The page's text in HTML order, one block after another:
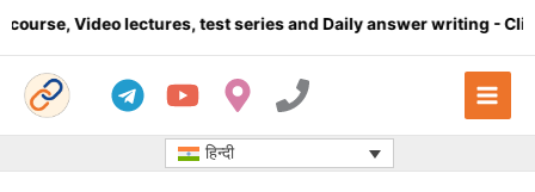
lectures, test series and Daily answer writing- Click here
हिन्दी